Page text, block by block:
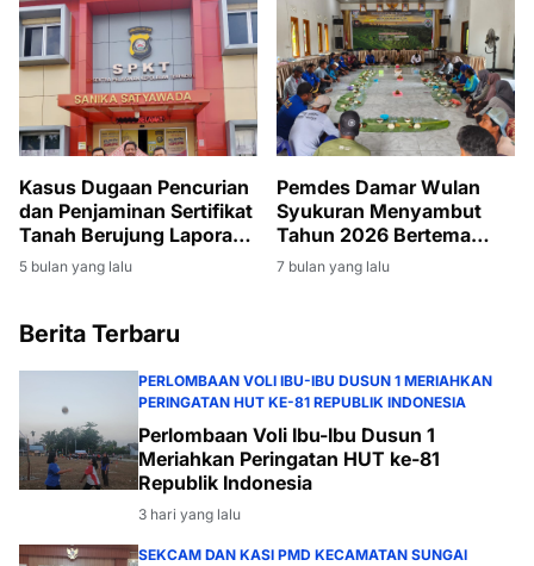
Kasus Dugaan Pencurian
dan Penjaminan Sertifikat
Tanah Berujung Laporan
Polisi di Polres Banyuasin
5 bulan yang lalu
Pemdes Damar Wulan
Syukuran Menyambut
Tahun 2026 Bertema
"AKUR " Amanah
Kebersamaan Unggul Dan
7 bulan yang lalu
Berita Terbaru
PERLOMBAAN VOLI IBU-IBU DUSUN 1 MERIAHKAN
PERINGATAN HUT KE-81 REPUBLIK INDONESIA
Perlombaan Voli Ibu-Ibu Dusun 1
Meriahkan Peringatan HUT ke-81
Republik Indonesia
3 hari yang lalu
SEKCAM DAN KASI PMD KECAMATAN SUNGAI